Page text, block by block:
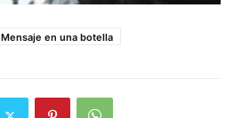
Mensaje en una botella